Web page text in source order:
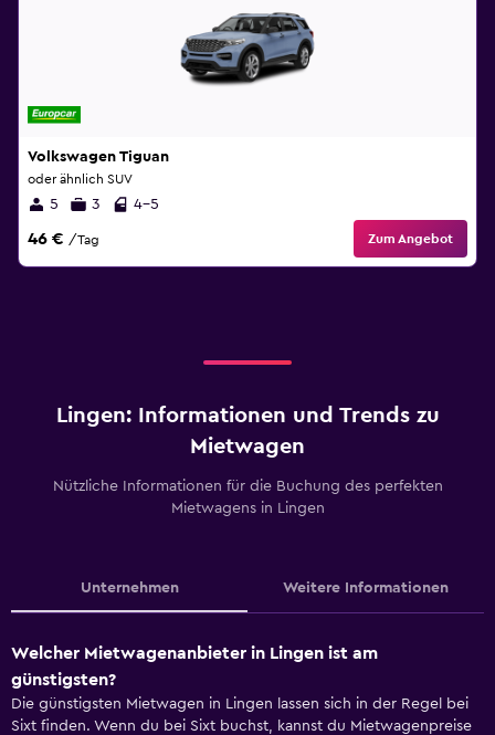
Volkswagen Tiguan
oder ähnlich SUV
5 3 4-5
46 € /Tag Zum Angebot
Lingen: Informationen und Trends zu
Mietwagen
Nützliche Informationen für die Buchung des perfekten
Mietwagens in Lingen
Unternehmen Weitere Informationen
Welcher Mietwagenanbieter in Lingen ist am
günstigsten?
Die günstigsten Mietwagen in Lingen lassen sich in der Regel bei
Sixt finden. Wenn du bei Sixt buchst, kannst du Mietwagenpreise